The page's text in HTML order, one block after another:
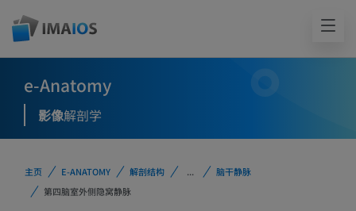
e-Anatomy
影像解剖学
主页 E-ANATOMY 解剖结构 ...
脑干静脉
第四脑室外侧隐窝静脉